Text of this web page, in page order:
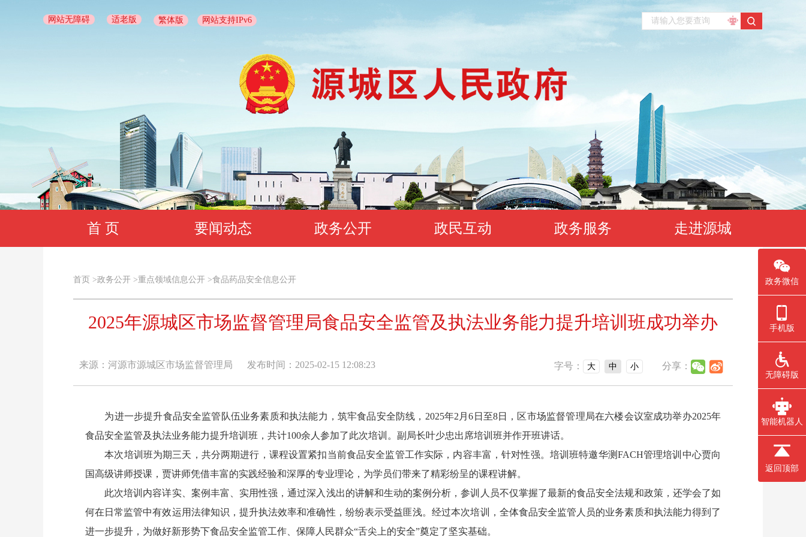
网站无障碍 适老版 繁体版 网站支持IPv6
首 页 要闻动态 政务公开 政民互动 政务服务 走进源城
首页 >政务公开 >重点领域信息公开 >食品药品安全信息公开
2025年源城区市场监督管理局食品安全监管及执法业务能力提升培训班成功举办
来源：河源市源城区市场监督管理局 发布时间：2025-02-15 12:08:23 字号： 大 中 小 分享：
为进一步提升食品安全监管队伍业务素质和执法能力，筑牢食品安全防线，2025年2月6日至8日，区市场监督管理局在六楼会议室成功举办2025年
食品安全监管及执法业务能力提升培训班，共计100余人参加了此次培训。副局长叶少忠出席培训班并作开班讲话。
本次培训班为期三天，共分两期进行，课程设置紧扣当前食品安全监管工作实际，内容丰富，针对性强。培训班特邀华测FACH管理培训中心贾向
国高级讲师授课，贾讲师凭借丰富的实践经验和深厚的专业理论，为学员们带来了精彩纷呈的课程讲解。
此次培训内容详实、案例丰富、实用性强，通过深入浅出的讲解和生动的案例分析，参训人员不仅掌握了最新的食品安全法规和政策，还学会了如
何在日常监管中有效运用法律知识，提升执法效率和准确性，纷纷表示受益匪浅。经过本次培训，全体食品安全监管人员的业务素质和执法能力得到了
进一步提升，为做好新形势下食品安全监管工作、保障人民群众“舌尖上的安全”奠定了坚实基础。
政务微信
手机版
无障碍版
智能机器人
返回顶部